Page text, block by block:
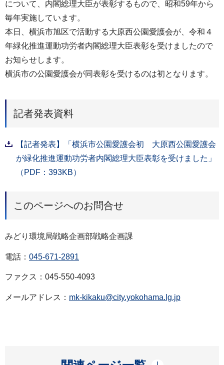
について、内閣総理大臣が表彰するもので、昭和59年から
毎年実施しています。
本日、横浜市旭区で活動する大原西公園愛護会が、令和４
年緑化推進運動功労者内閣総理大臣表彰を受けましたので
お知らせします。
横浜市の公園愛護会が同表彰を受けるのは初となります。
記者発表資料
【記者発表】「横浜市公園愛護会初 大原西公園愛護会
が緑化推進運動功労者内閣総理大臣表彰を受けました」
（PDF：393KB）
このページへのお問合せ
みどり環境局戦略企画部戦略企画課
電話： 045-671-2891
ファクス：045-550-4093
メールアドレス： mk-kikaku@city.yokohama.lg.jp
開く